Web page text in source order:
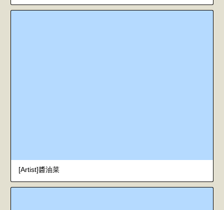
[Artist]醬油菜